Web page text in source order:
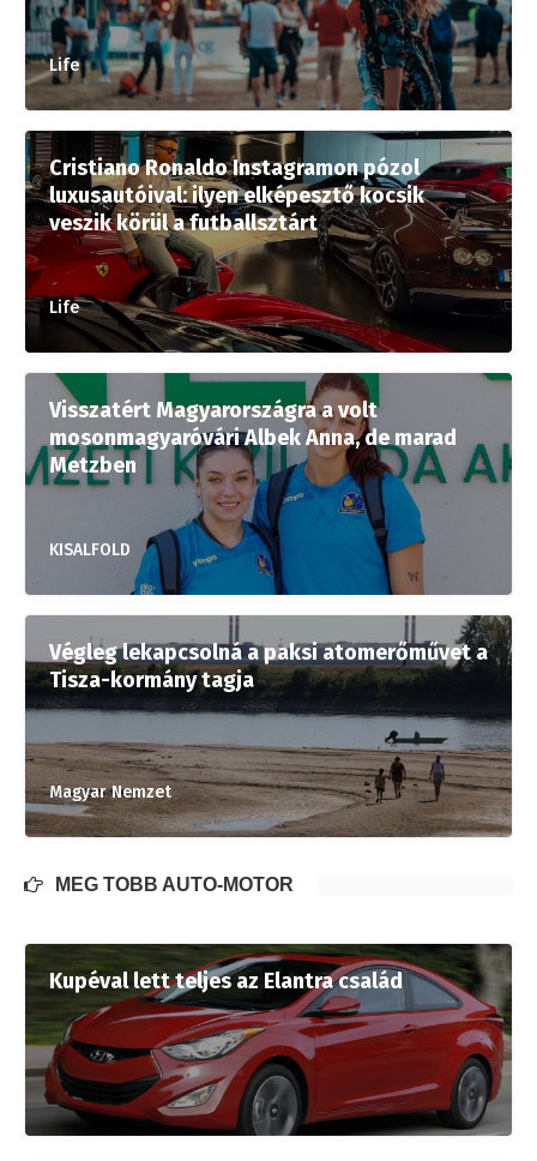
Life
Cristiano Ronaldo Instagramon pózol
luxusautóival: ilyen elképesztő kocsik
veszik körül a futballsztárt
Life
Visszatért Magyarországra a volt
mosonmagyaróvári Albek Anna, de marad
Metzben
KISALFOLD
Végleg lekapcsolná a paksi atomerőművet a
Tisza-kormány tagja
Magyar Nemzet
MÉG TÖBB AUTÓ-MOTOR
Kupéval lett teljes az Elantra család